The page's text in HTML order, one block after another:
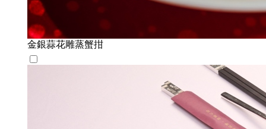
金銀蒜花雕蒸蟹拑